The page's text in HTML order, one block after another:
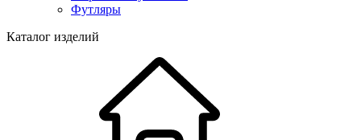
Футляры
Каталог изделий